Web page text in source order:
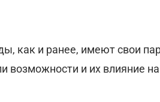
как и ранее, имеют свои
возможности и их влияние